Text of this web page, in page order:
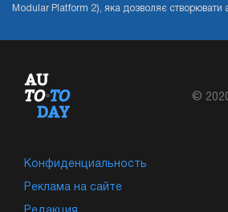
Modular Platform 2), яка дозволяє створювати
©
Конфиденциальность
Реклама на сайте